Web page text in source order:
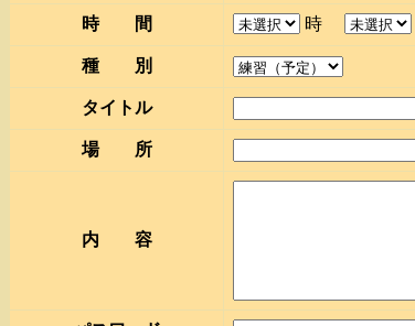
時 間 時
種 別
タイトル
場 所
内 容